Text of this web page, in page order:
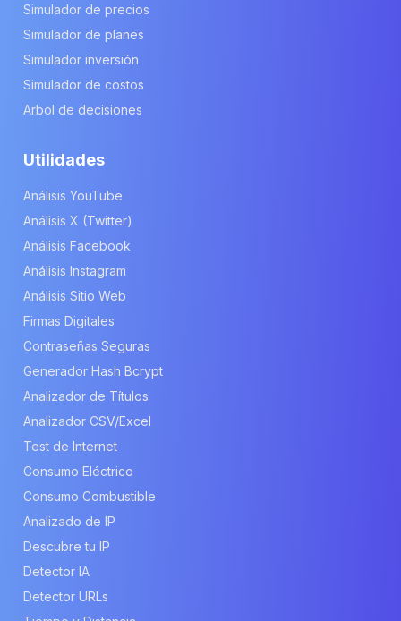
Simulador de precios
Simulador de planes
Simulador inversión
Simulador de costos
Arbol de decisiones
Utilidades
Análisis YouTube
Análisis X (Twitter)
Análisis Facebook
Análisis Instagram
Análisis Sitio Web
Firmas Digitales
Contraseñas Seguras
Generador Hash Bcrypt
Analizador de Títulos
Analizador CSV/Excel
Test de Internet
Consumo Eléctrico
Consumo Combustible
Analizado de IP
Descubre tu IP
Detector IA
Detector URLs